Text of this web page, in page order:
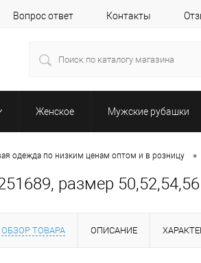
Вопрос ответ Контакты
Женское Мужские рубашки
одежда по низким ценам оптом и в розницу •
размер 50,52,54,56
ОБЗОР ТОВАРА ОПИСАНИЕ